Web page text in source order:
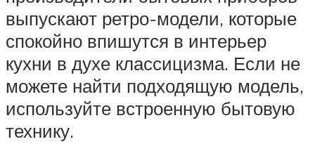
выпускают ретро-модели, которые
спокойно впишутся в интерьер
кухни в духе классицизма. Если не
можете найти подходящую модель,
используйте встроенную бытовую
технику.